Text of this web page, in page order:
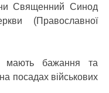
Священний Синод
(Православної
мають бажання та
посадах військових